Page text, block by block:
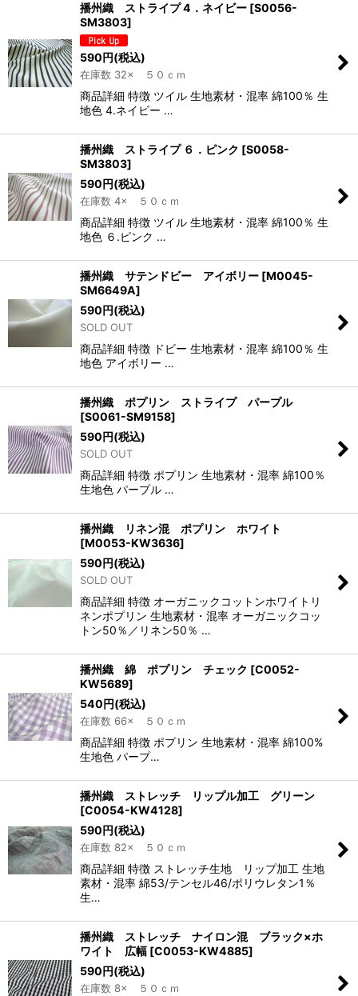
播州織 ストライプ 4．ネイビー [S0056-
SM3803]
590円(税込)
在庫数 32× ５０ｃｍ
商品詳細 特徴 ツイル 生地素材・混率 綿100％ 生
地色 4.ネイビー …
播州織 ストライプ ６．ピンク [S0058-
SM3803]
590円(税込)
在庫数 4× ５０ｃｍ
商品詳細 特徴 ツイル 生地素材・混率 綿100％ 生
地色 ６.ピンク …
播州織 サテンドビー アイボリー [M0045-
SM6649A]
590円(税込)
SOLD OUT
商品詳細 特徴 ドビー 生地素材・混率 綿100％ 生
地色 アイボリー …
播州織 ポプリン ストライプ パープル
[S0061-SM9158]
590円(税込)
SOLD OUT
商品詳細 特徴 ポプリン 生地素材・混率 綿100％
生地色 パープル …
播州織 リネン混 ポプリン ホワイト
[M0053-KW3636]
590円(税込)
SOLD OUT
商品詳細 特徴 オーガニックコットンホワイトリ
ネンポプリン 生地素材・混率 オーガニックコッ
トン50％／リネン50％ …
播州織 綿 ポプリン チェック [C0052-
KW5689]
540円(税込)
在庫数 66× ５０ｃｍ
商品詳細 特徴 ポプリン 生地素材・混率 綿100%
生地色 パープ…
播州織 ストレッチ リップル加工 グリーン
[C0054-KW4128]
590円(税込)
在庫数 82× ５０ｃｍ
商品詳細 特徴 ストレッチ生地 リップ加工 生地
素材・混率 綿53/テンセル46/ポリウレタン1％
生…
播州織 ストレッチ ナイロン混 ブラック×ホ
ワイト 広幅 [C0053-KW4885]
590円(税込)
在庫数 8× ５０ｃｍ